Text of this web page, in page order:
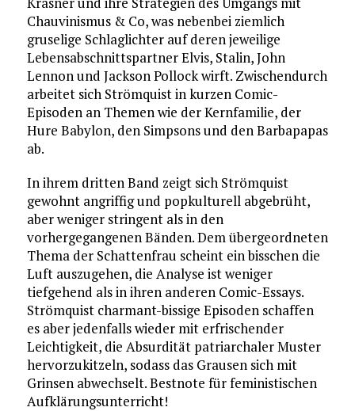
Chauvinismus & Co, was nebenbei ziemlich
gruselige Schlaglichter auf deren jeweilige
Lebensabschnittspartner Elvis, Stalin, John
Lennon und Jackson Pollock wirft. Zwischendurch
arbeitet sich Strömquist in kurzen Comic-
Episoden an Themen wie der Kernfamilie, der
Hure Babylon, den Simpsons und den Barbapapas
ab.
In ihrem dritten Band zeigt sich Strömquist
gewohnt angriffig und popkulturell abgebrüht,
aber weniger stringent als in den
vorhergegangenen Bänden. Dem übergeordneten
Thema der Schattenfrau scheint ein bisschen die
Luft auszugehen, die Analyse ist weniger
tiefgehend als in ihren anderen Comic-Essays.
Strömquist charmant-bissige Episoden schaffen
es aber jedenfalls wieder mit erfrischender
Leichtigkeit, die Absurdität patriarchaler Muster
hervorzukitzeln, sodass das Grausen sich mit
Grinsen abwechselt. Bestnote für feministischen
Aufklärungsunterricht!